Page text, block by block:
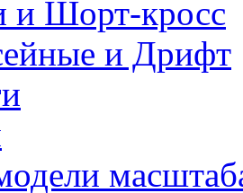
и Шорт-кросс
и Дрифт